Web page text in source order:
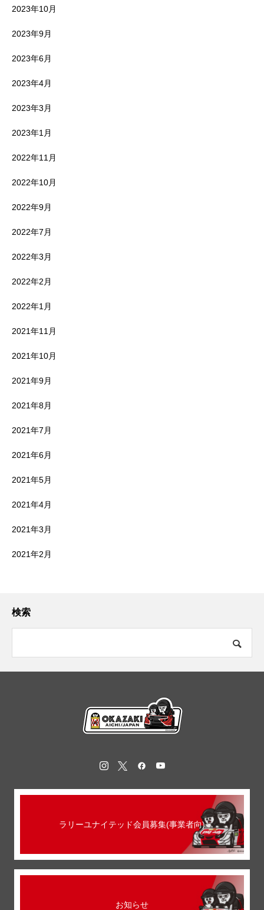
2023年10月
2023年9月
2023年6月
2023年4月
2023年3月
2023年1月
2022年11月
2022年10月
2022年9月
2022年7月
2022年3月
2022年2月
2022年1月
2021年11月
2021年10月
2021年9月
2021年8月
2021年7月
2021年6月
2021年5月
2021年4月
2021年3月
2021年2月
検索
ラリーユナイテッド会員募集(事業者向)
お知らせ